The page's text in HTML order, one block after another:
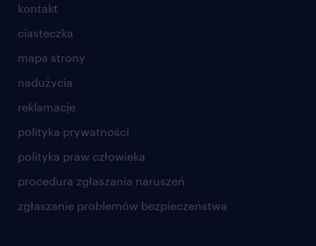
kontakt
ciasteczka
mapa strony
nadużycia
reklamacje
polityka prywatności
polityka praw człowieka
procedura zgłaszania naruszeń
zgłaszanie problemów bezpieczeństwa